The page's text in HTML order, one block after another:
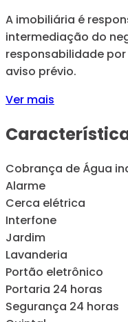
A imobiliária é
intermediação do
responsabilidade
aviso prévio.
Ver mais
Cobrança de Água
Alarme
Cerca elétrica
Interfone
Jardim
Lavanderia
Portão eletrônico
Portaria 24 horas
Segurança 24 horas